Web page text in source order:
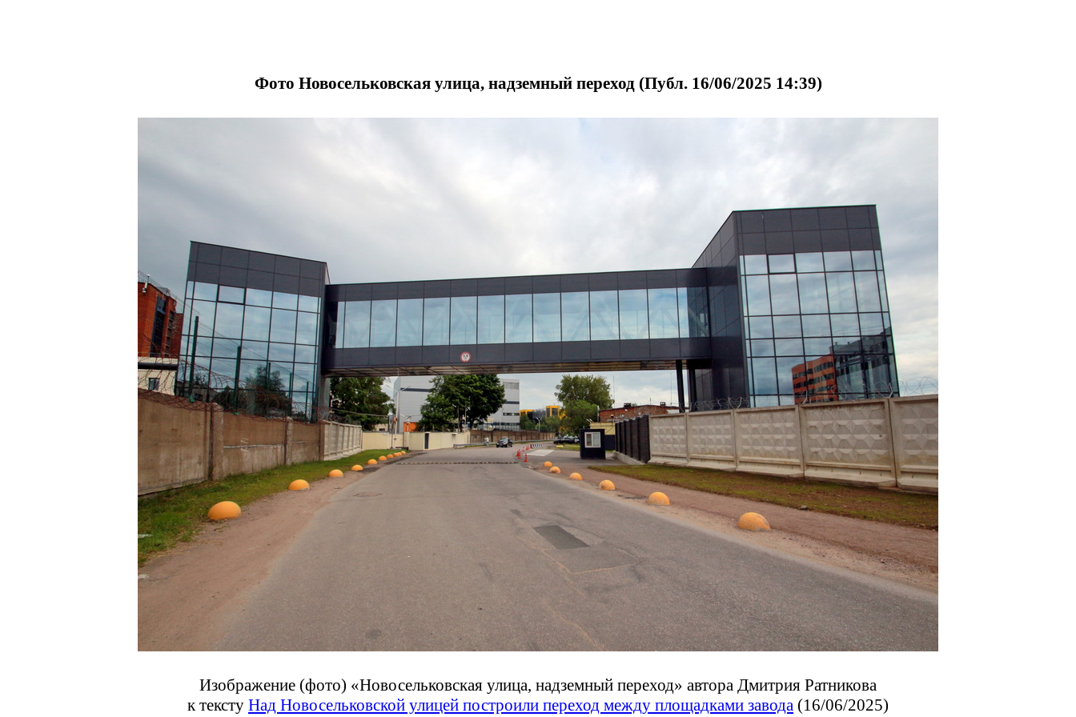
Фото Новосельковская улица, надземный переход (Публ. 16/06/2025 14:39)
Изображение (фото) «Новосельковская улица, надземный переход» автора Дмитрия Ратникова
к тексту Над Новосельковской улицей построили переход между площадками завода (16/06/2025)